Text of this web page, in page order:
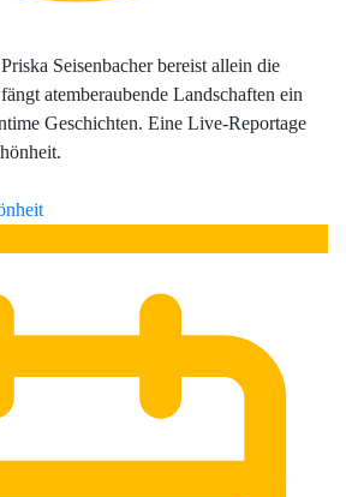
Seisenbacher bereist allein die
atemberaubende Landschaften ein
Geschichten. Eine Live-Reportage